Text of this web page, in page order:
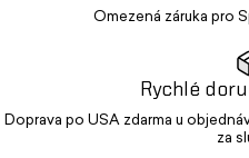
Omezená záruka pro
Rychlé
Doprava po USA zdarma u
za